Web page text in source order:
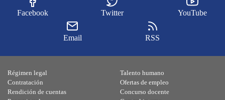
Facebook Twitter YouTube
Email RSS
Régimen legal
Contratación
Rendición de cuentas
Talento humano
Ofertas de empleo
Concurso docente